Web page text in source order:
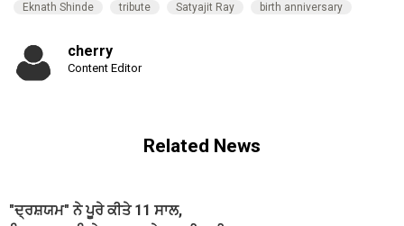
Eknath Shinde tribute Satyajit Ray birth anniversary
cherry
Content Editor
Related News
"ਦ੍ਰਸ਼ਯਮ" ਨੇ ਪੂਰੇ ਕੀਤੇ 11 ਸਾਲ,